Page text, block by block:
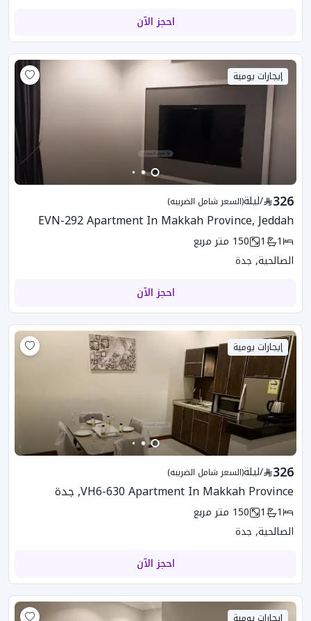
احجز الآن
إيجارات يومية
326
/ليلة(السعر شامل الضريبه)
EVN-292 Apartment In Makkah Province, Jeddah
1
1
150 متر مربع
الصالحية, جدة
احجز الآن
إيجارات يومية
326
/ليلة(السعر شامل الضريبه)
VH6-630 Apartment In Makkah Province, جدة
1
1
150 متر مربع
الصالحية, جدة
احجز الآن